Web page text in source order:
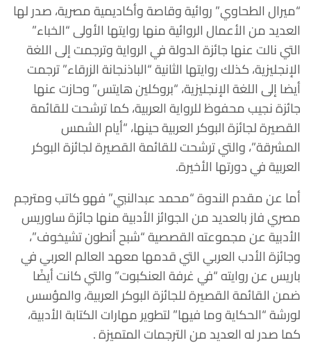
“ميرال الطحاوي” روائية وقاصة وأكاديمية مصرية، صدر لها
العديد من الأعمال الروائية منها روايتها الأولى “الخباء”
التي نالت عنها جائزة الدولة في الرواية وترجمت إلى اللغة
الإنجليزية، كذلك روايتها الثانية “الباذنجانة الزرقاء” ترجمت
أيضا إلى اللغة الإنجليزية، “بروكلين هايتس” وحازت عنها
جائزة نجيب محفوظ للرواية العربية، كما ترشحت للقائمة
القصيرة لجائزة البوكر العربية حينها، “أيام الشمس
المشرقة”، والتي ترشحت للقائمة القصيرة لجائزة البوكر
العربية في دورتها الأخيرة.
أما عن مقدم الندوة “محمد عبدالنبي” فهو كاتب ومترجم
مصري فاز بالعديد من الجوائز الأدبية منها جائزة ساوريس
الأدبية عن مجموعته القصصية “شبح أنطون تشيخوف”،
وجائزة الأدب العربي التي قدمها معهد العالم العربي في
باريس عن روايته “في غرفة العنكبوت” والتي كانت أيضًا
ضمن القائمة القصيرة للجائزة البوكر العربية، والمؤسس
لورشة “الحكاية وما فيها” لتطوير مهارات الكتابة الأدبية،
كما صدر له العديد من الترجمات المتميزة .